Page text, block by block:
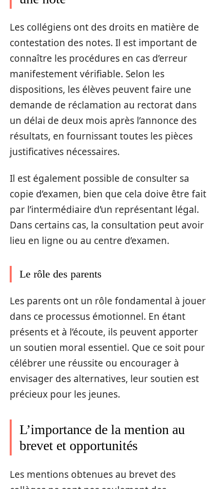
Les collégiens ont des droits en matière de
contestation des notes. Il est important de
connaître les procédures en cas d’erreur
manifestement vérifiable. Selon les
dispositions, les élèves peuvent faire une
demande de réclamation au rectorat dans
un délai de deux mois après l’annonce des
résultats, en fournissant toutes les pièces
justificatives nécessaires.
Il est également possible de consulter sa
copie d’examen, bien que cela doive être fait
par l’intermédiaire d’un représentant légal.
Dans certains cas, la consultation peut avoir
lieu en ligne ou au centre d’examen.
Le rôle des parents
Les parents ont un rôle fondamental à jouer
dans ce processus émotionnel. En étant
présents et à l’écoute, ils peuvent apporter
un soutien moral essentiel. Que ce soit pour
célébrer une réussite ou encourager à
envisager des alternatives, leur soutien est
précieux pour les jeunes.
L’importance de la mention au
brevet et opportunités
Les mentions obtenues au brevet des